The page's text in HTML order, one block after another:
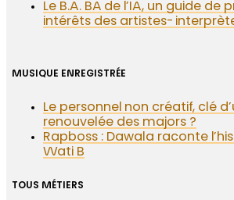
Le B.A. BA de l’IA, un guide de
intérêts des artistes-
MUSIQUE ENREGISTRÉE
Le personnel non créatif, clé
renouvelée des majors ?
Rapboss : Dawala raconte
Wati B
TOUS MÉTIERS